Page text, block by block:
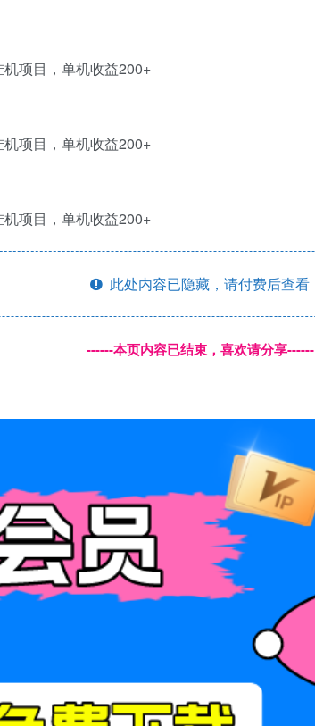
此处内容已隐藏，请付费后查看
------本页内容已结束，喜欢请分享------